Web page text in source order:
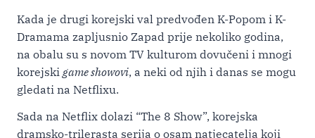
Kada je drugi korejski val predvođen K-Popom i K-
Dramama zapljusnio Zapad prije nekoliko godina,
na obalu su s novom TV kulturom dovučeni i mnogi
korejskigame showovi, a neki od njih i danas se mogu
gledati na Netflixu.
Sada na Netflix dolazi “The 8 Show”, korejska
dramsko-trilerasta serija o osam natjecatelja koji